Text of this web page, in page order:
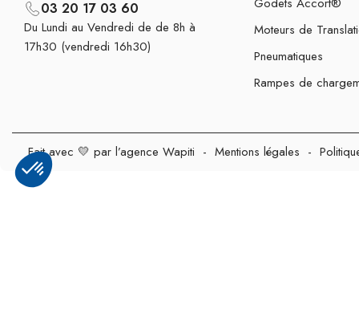
03 20 17 03 60
Du Lundi au Vendredi de de 8h à
17h30 (vendredi 16h30)
Moteurs de
Pneumatiques
Rampes de
Fait avec 💛 par l’agence Wapiti - Mentions légales -